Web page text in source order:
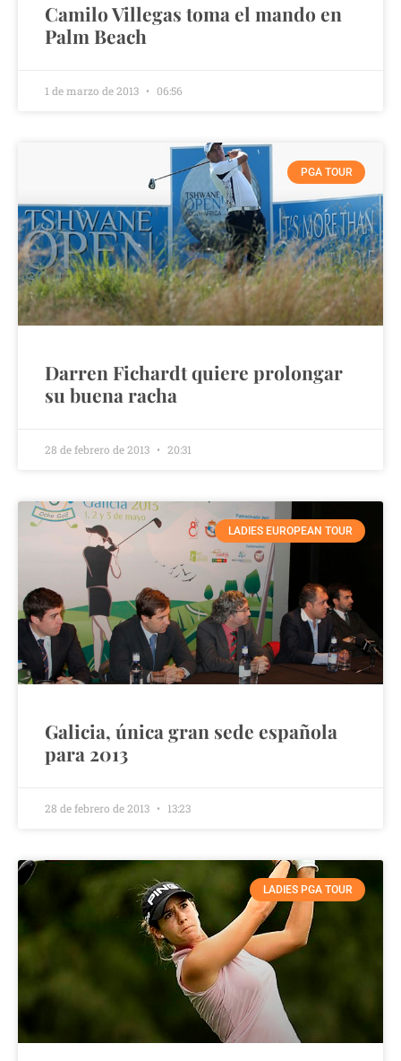
Camilo Villegas toma el mando en
Palm Beach
1 de marzo de 2013 06:56
PGA TOUR
Darren Fichardt quiere prolongar
su buena racha
28 de febrero de 2013 20:31
LADIES EUROPEAN TOUR
Galicia, única gran sede española
para 2013
28 de febrero de 2013 13:23
LADIES PGA TOUR